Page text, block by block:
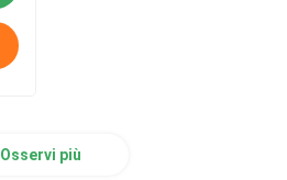
Osservi più